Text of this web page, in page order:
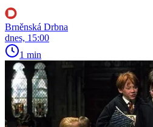
Brněnská Drbna
dnes, 15:00
1 min